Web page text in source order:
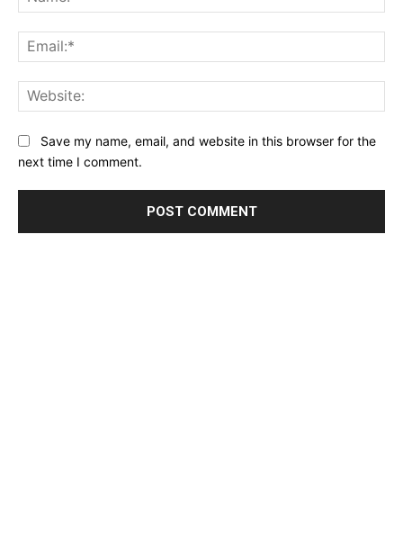
Save my name, email, and website in this browser for the
next time I comment.